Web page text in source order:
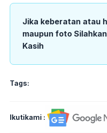
Jika keberatan atau
maupun foto Silahkan
Kasih
Tags:
Ikutikami :